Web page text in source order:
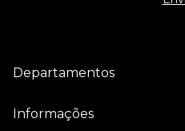
Departamentos
Informações